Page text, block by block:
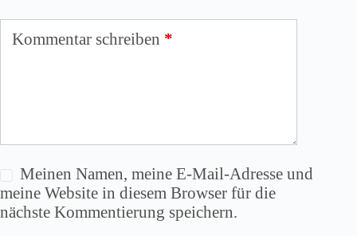
Kommentar schreiben *
Meinen Namen, meine E-Mail-Adresse und
meine Website in diesem Browser für die
nächste Kommentierung speichern.